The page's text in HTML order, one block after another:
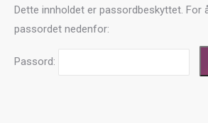
Dette innholdet er passordbeskyttet. For
passordet nedenfor:
Passord: